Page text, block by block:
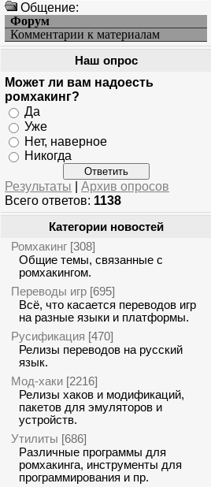
Общение:
Форум
Комментарии к материалам
Наш опрос
Может ли вам надоесть
ромхакинг?
Да
Уже
Нет, наверное
Никогда
Результаты
Архив опросов
Всего ответов: 1138
Категории новостей
Ромхакинг [308]
Общие темы, связанные с
ромхакингом.
Переводы игр [695]
Всё, что касается переводов игр
на разные языки и платформы.
Русификация [470]
Релизы переводов на русский
язык.
Мод-хаки [2216]
Релизы хаков и модификаций,
пакетов для эмуляторов и
устройств.
Утилиты [686]
Различные программы для
ромхакинга, инструменты для
программирования и пр.